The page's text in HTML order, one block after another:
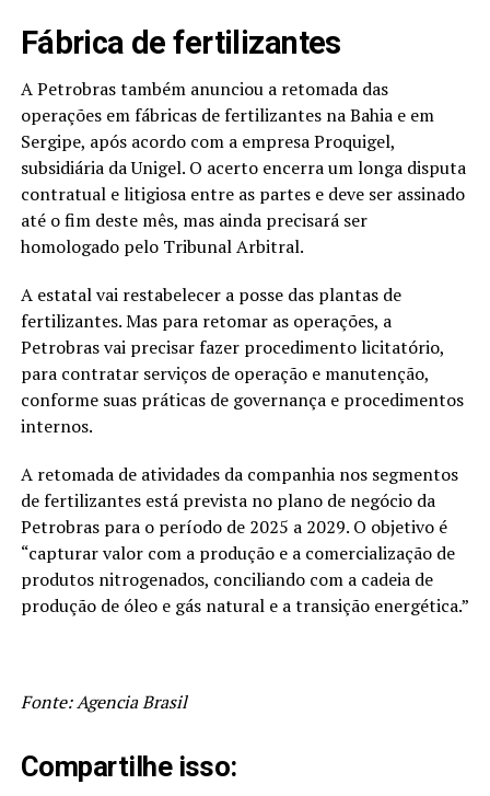
Fábrica de fertilizantes
A Petrobras também anunciou a retomada das
operações em fábricas de fertilizantes na Bahia e em
Sergipe, após acordo com a empresa Proquigel,
subsidiária da Unigel. O acerto encerra um longa disputa
contratual e litigiosa entre as partes e deve ser assinado
até o fim deste mês, mas ainda precisará ser
homologado pelo Tribunal Arbitral.
A estatal vai restabelecer a posse das plantas de
fertilizantes. Mas para retomar as operações, a
Petrobras vai precisar fazer procedimento licitatório,
para contratar serviços de operação e manutenção,
conforme suas práticas de governança e procedimentos
internos.
A retomada de atividades da companhia nos segmentos
de fertilizantes está prevista no plano de negócio da
Petrobras para o período de 2025 a 2029. O objetivo é
“capturar valor com a produção e a comercialização de
produtos nitrogenados, conciliando com a cadeia de
produção de óleo e gás natural e a transição energética.”
Fonte: Agencia Brasil
Compartilhe isso: